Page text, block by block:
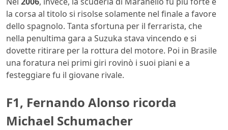
la corsa al titolo si risolse solamente nel finale a favore
dello spagnolo. Tanta sfortuna per il ferrarista, che
nella penultima gara a Suzuka stava vincendo e si
dovette ritirare per la rottura del motore. Poi in Brasile
una foratura nei primi giri rovinò i suoi piani e a
festeggiare fu il giovane rivale.
F1, Fernando Alonso ricorda
Michael Schumacher